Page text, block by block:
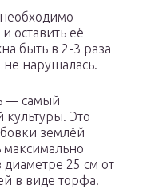
оставить её
быть в 2-3 раза
нарушалась.
— самый
культуры. Это
землёй
25 см от
в виде торфа.